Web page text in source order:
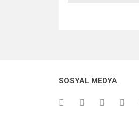
Ürün
SOSYAL MEDYA